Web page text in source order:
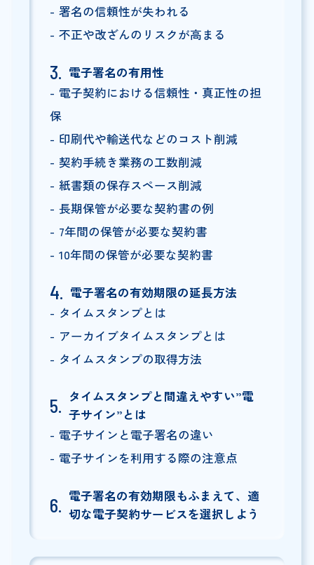
署名の信頼性が失われる
不正や改ざんのリスクが高まる
電子署名の有用性
電子契約における信頼性・真正性の担
保
印刷代や輸送代などのコスト削減
契約手続き業務の工数削減
紙書類の保存スペース削減
長期保管が必要な契約書の例
7年間の保管が必要な契約書
10年間の保管が必要な契約書
電子署名の有効期限の延長方法
タイムスタンプとは
アーカイブタイムスタンプとは
タイムスタンプの取得方法
タイムスタンプと間違えやすい”電
子サイン”とは
電子サインと電子署名の違い
電子サインを利用する際の注意点
電子署名の有効期限もふまえて、適
切な電子契約サービスを選択しよう